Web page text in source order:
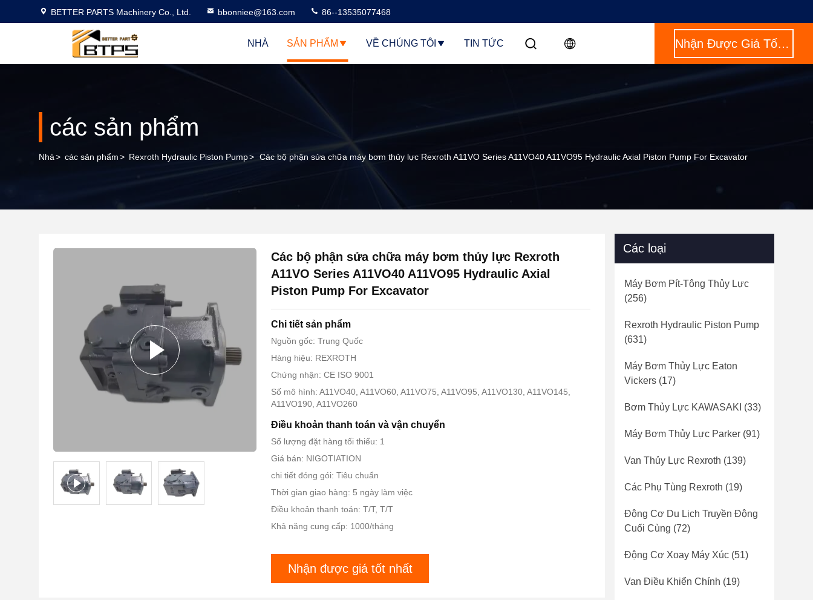
BETTER PARTS Machinery Co., Ltd. bbonniee@163.com 86--13535077468
NHÀ SẢN PHẨM VỀ CHÚNG TÔI TIN TỨC Nhận Được Giá Tốt Nhất
các sản phẩm
Nhà> các sản phẩm> Rexroth Hydraulic Piston Pump> Các bộ phận sửa chữa máy bơm thủy lực Rexroth A11VO Series A11VO40 A11VO95 Hydraulic Axial Piston Pump For Excavator
Các bộ phận sửa chữa máy bơm thủy lực Rexroth
A11VO Series A11VO40 A11VO95 Hydraulic Axial
Piston Pump For Excavator
Chi tiết sản phẩm
Nguồn gốc: Trung Quốc
Hàng hiệu: REXROTH
Chứng nhận: CE ISO 9001
Số mô hình: A11VO40, A11VO60, A11VO75, A11VO95, A11VO130, A11VO145,
A11VO190, A11VO260
Điều khoản thanh toán và vận chuyển
Số lượng đặt hàng tối thiểu: 1
Giá bán: NIGOTIATION
chi tiết đóng gói: Tiêu chuẩn
Thời gian giao hàng: 5 ngày làm việc
Điều khoản thanh toán: T/T, T/T
Khả năng cung cấp: 1000/tháng
Nhận được giá tốt nhất
Các loại
Máy Bơm Pít-Tông Thủy Lực
(256)
Rexroth Hydraulic Piston Pump
(631)
Máy Bơm Thủy Lực Eaton
Vickers (17)
Bơm Thủy Lực KAWASAKI (33)
Máy Bơm Thủy Lực Parker (91)
Van Thủy Lực Rexroth (139)
Các Phụ Tùng Rexroth (19)
Động Cơ Du Lịch Truyền Động
Cuối Cùng (72)
Động Cơ Xoay Máy Xúc (51)
Van Điều Khiển Chính (19)